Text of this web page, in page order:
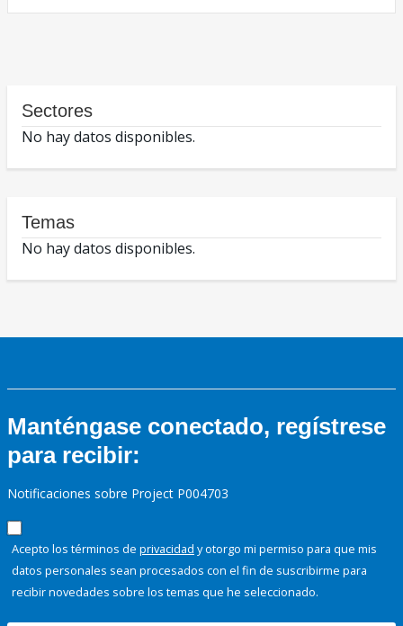
Sectores
No hay datos disponibles.
Temas
No hay datos disponibles.
Manténgase conectado, regístrese
para recibir:
Notificaciones sobre Project P004703
Acepto los términos de privacidad y otorgo mi permiso para que mis
datos personales sean procesados con el fin de suscribirme para
recibir novedades sobre los temas que he seleccionado.